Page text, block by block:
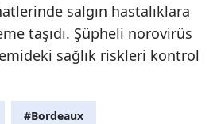
salgın hastalıklara
taşıdı. Şüpheli norovirüs
sağlık riskleri kontrol
#Bordeaux